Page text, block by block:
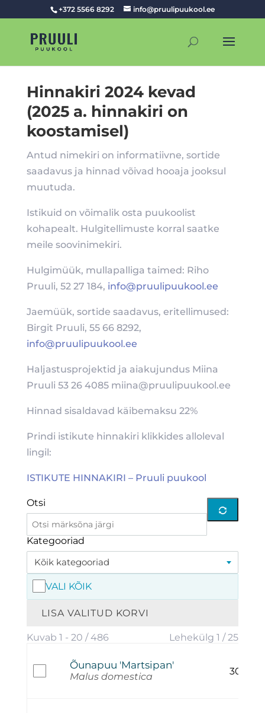
+372 5566 8292 info@pruulipuukool.ee
Hinnakiri 2024 kevad
(2025 a. hinnakiri on
koostamisel)
Antud nimekiri on informatiivne, sortide
saadavus ja hinnad võivad hooaja jooksul
muutuda.
Istikuid on võimalik osta puukoolist
kohapealt. Hulgitellimuste korral saatke
meile soovinimekiri.
Hulgimüük, mullapalliga taimed: Riho
Pruuli, 52 27 184, info@pruulipuukool.ee
Jaemüük, sortide saadavus, eritellimused:
Birgit Pruuli, 55 66 8292,
info@pruulipuukool.ee
Haljastusprojektid ja aiakujundus Miina
Pruuli 53 26 4085 miina@pruulipuukool.ee
Hinnad sisaldavad käibemaksu 22%
Prindi istikute hinnakiri klikkides alloleval
lingil:
ISTIKUTE HINNAKIRI – Pruuli puukool
Otsi
Kategooriad
Kõik kategooriad
VALI KÕIK
LISA VALITUD KORVI
Kuvab 1 - 20 / 486 Lehekülg 1 / 25
Õunapuu 'Martsipan'
Malus domestica 30,00